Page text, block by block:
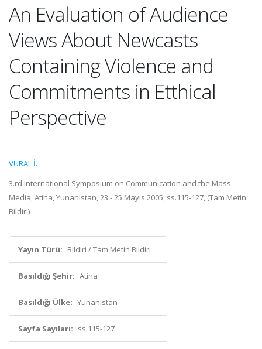
An Evaluation of Audience
Views About Newcasts
Containing Violence and
Commitments in Etthical
Perspective
VURAL İ.
3.rd International Symposium on Communication and the Mass
Media, Atina, Yunanistan, 23 - 25 Mayıs 2005, ss.115-127, (Tam Metin
Bildiri)
Yayın Türü: Bildiri / Tam Metin Bildiri
Basıldığı Şehir: Atina
Basıldığı Ülke: Yunanistan
Sayfa Sayıları: ss.115-127